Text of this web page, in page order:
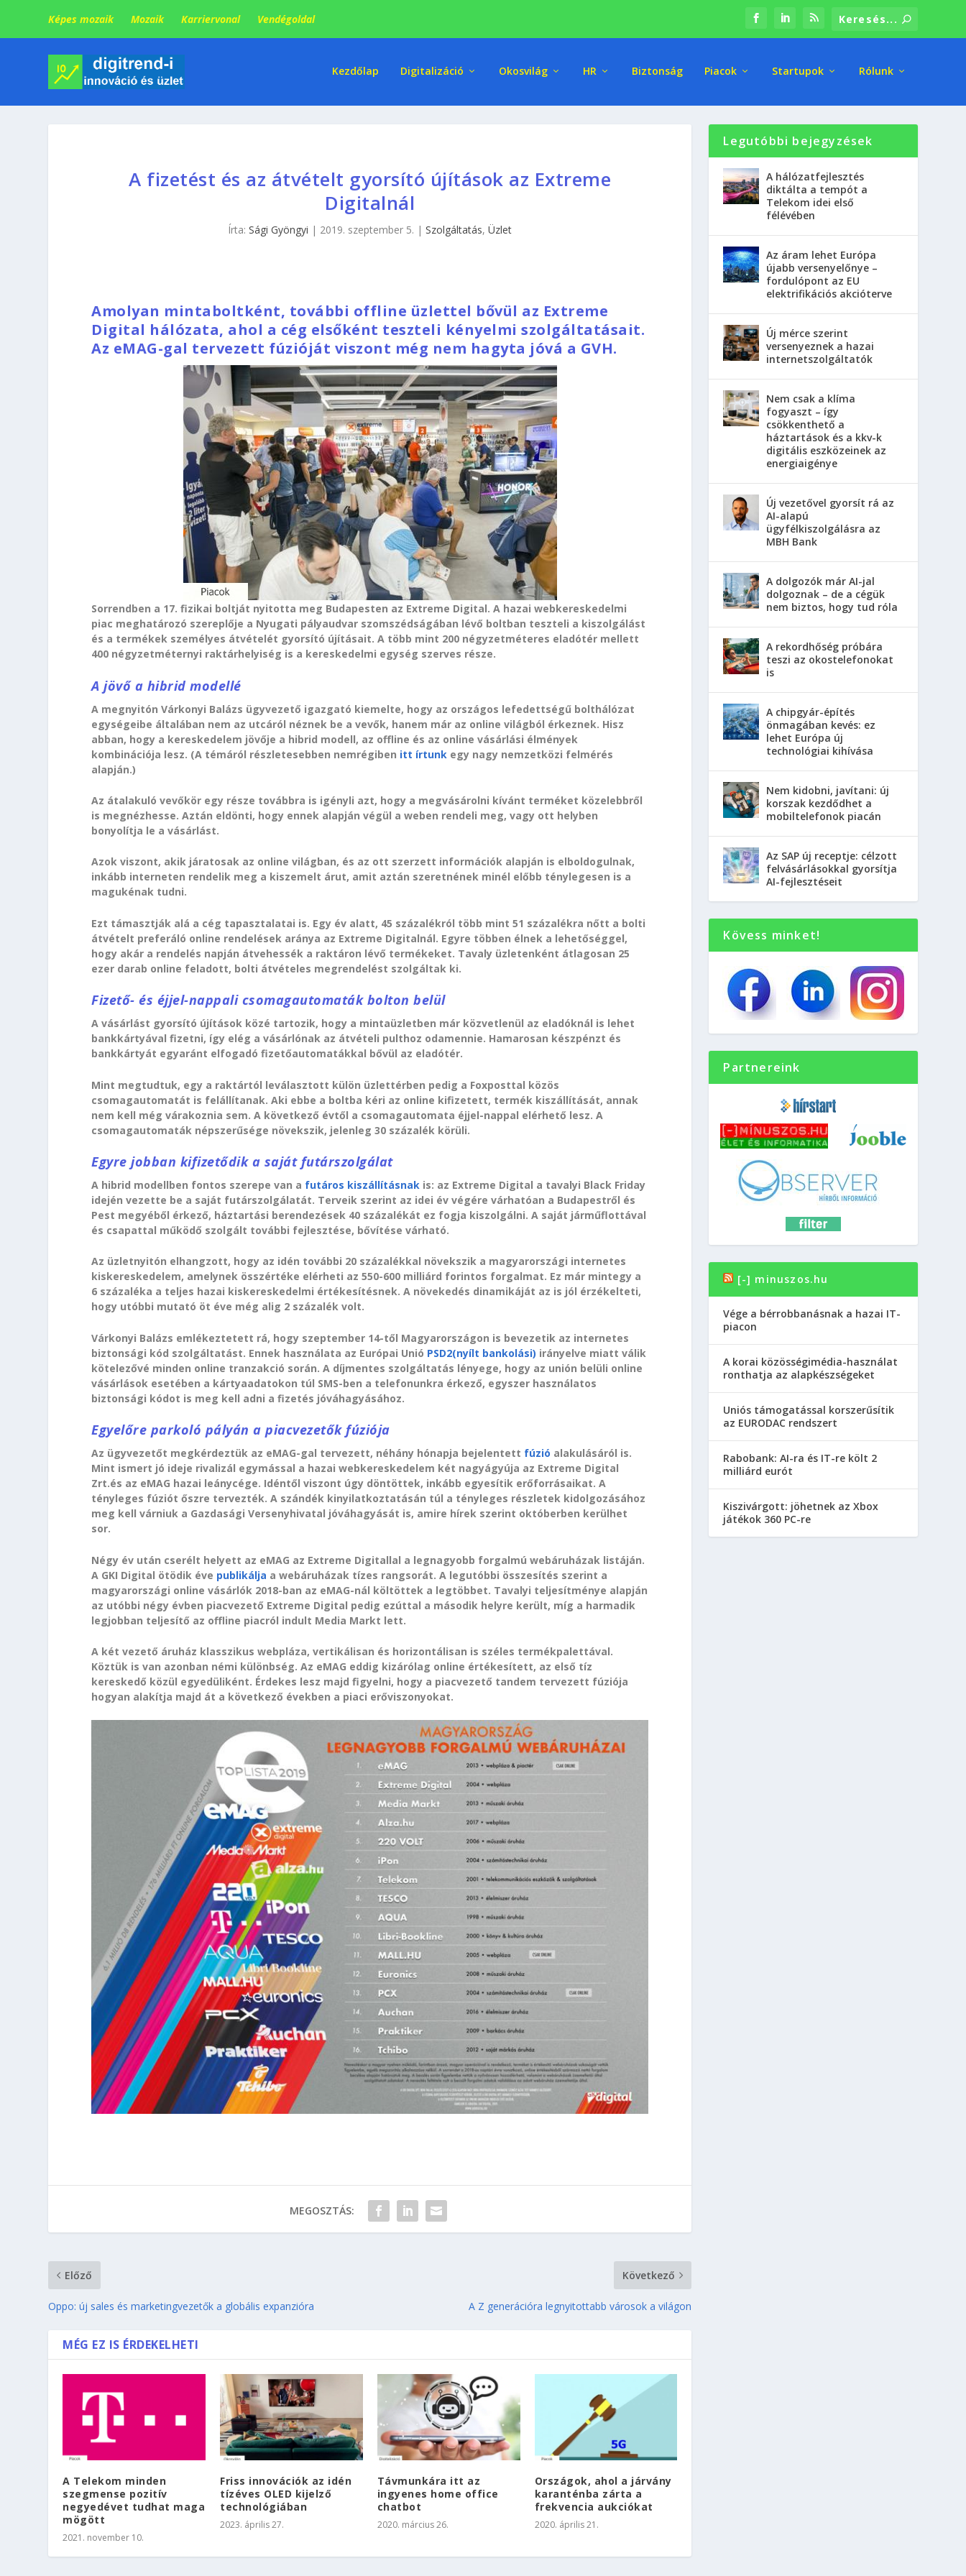
Képes mozaik Mozaik Karriervonal Vendégoldal
Kezdőlap Digitalizáció Okosvilág HR Biztonság Piacok Startupok Rólunk
A fizetést és az átvételt gyorsító újítások az Extreme
Digitalnál
Írta:Sági Gyöngyi | 2019. szeptember 5. |Szolgáltatás,Üzlet
Amolyan mintaboltként, további offline üzlettel bővül az Extreme
Digital hálózata, ahol a cég elsőként teszteli kényelmi szolgáltatásait.
Az eMAG-gal tervezett fúzióját viszont még nem hagyta jóvá a GVH.
Sorrendben a 17. fizikai boltját nyitotta meg Budapesten az Extreme Digital. A hazai webkereskedelmi
piac meghatározó szereplője a Nyugati pályaudvar szomszédságában lévő boltban teszteli a kiszolgálást
és a termékek személyes átvételét gyorsító újításait. A több mint 200 négyzetméteres eladótér mellett
400 négyzetméternyi raktárhelyiség is a kereskedelmi egység szerves része.
A jövő a hibrid modellé
A megnyitón Várkonyi Balázs ügyvezető igazgató kiemelte, hogy az országos lefedettségű bolthálózat
egységeibe általában nem az utcáról néznek be a vevők, hanem már az online világból érkeznek. Hisz
abban, hogy a kereskedelem jövője a hibrid modell, az offline és az online vásárlási élmények
kombinációja lesz. (A témáról részletesebben nemrégiben itt írtunk egy nagy nemzetközi felmérés
alapján.)
Az átalakuló vevőkör egy része továbbra is igényli azt, hogy a megvásárolni kívánt terméket közelebbről
is megnézhesse. Aztán eldönti, hogy ennek alapján végül a weben rendeli meg, vagy ott helyben
bonyolítja le a vásárlást.
Azok viszont, akik járatosak az online világban, és az ott szerzett információk alapján is elboldogulnak,
inkább interneten rendelik meg a kiszemelt árut, amit aztán szeretnének minél előbb ténylegesen is a
magukénak tudni.
Ezt támasztják alá a cég tapasztalatai is. Egy év alatt, 45 százalékról több mint 51 százalékra nőtt a bolti
átvételt preferáló online rendelések aránya az Extreme Digitalnál. Egyre többen élnek a lehetőséggel,
hogy akár a rendelés napján átvehessék a raktáron lévő termékeket. Tavaly üzletenként átlagosan 25
ezer darab online feladott, bolti átvételes megrendelést szolgáltak ki.
Fizető- és éjjel-nappali csomagautomaták bolton belül
A vásárlást gyorsító újítások közé tartozik, hogy a mintaüzletben már közvetlenül az eladóknál is lehet
bankkártyával fizetni, így elég a vásárlónak az átvételi pulthoz odamennie. Hamarosan készpénzt és
bankkártyát egyaránt elfogadó fizetőautomatákkal bővül az eladótér.
Mint megtudtuk, egy a raktártól leválasztott külön üzlettérben pedig a Foxposttal közös
csomagautomatát is felállítanak. Aki ebbe a boltba kéri az online kifizetett, termék kiszállítását, annak
nem kell még várakoznia sem. A következő évtől a csomagautomata éjjel-nappal elérhető lesz. A
csomagautomaták népszerűsége növekszik, jelenleg 30 százalék körüli.
Egyre jobban kifizetődik a saját futárszolgálat
A hibrid modellben fontos szerepe van a futáros kiszállításnak is: az Extreme Digital a tavalyi Black Friday
idején vezette be a saját futárszolgálatát. Terveik szerint az idei év végére várhatóan a Budapestről és
Pest megyéből érkező, háztartási berendezések 40 százalékát ez fogja kiszolgálni. A saját járműflottával
és csapattal működő szolgált további fejlesztése, bővítése várható.
Az üzletnyitón elhangzott, hogy az idén további 20 százalékkal növekszik a magyarországi internetes
kiskereskedelem, amelynek összértéke elérheti az 550-600 milliárd forintos forgalmat. Ez már mintegy a
6 százaléka a teljes hazai kiskereskedelmi értékesítésnek. A növekedés dinamikáját az is jól érzékelteti,
hogy utóbbi mutató öt éve még alig 2 százalék volt.
Várkonyi Balázs emlékeztetett rá, hogy szeptember 14-től Magyarországon is bevezetik az internetes
biztonsági kód szolgáltatást. Ennek használata az Európai Unió PSD2(nyílt bankolási) irányelve miatt válik
kötelezővé minden online tranzakció során. A díjmentes szolgáltatás lényege, hogy az unión belüli online
vásárlások esetében a kártyaadatokon túl SMS-ben a telefonunkra érkező, egyszer használatos
biztonsági kódot is meg kell adni a fizetés jóváhagyásához.
Egyelőre parkoló pályán a piacvezetők fúziója
Az ügyvezetőt megkérdeztük az eMAG-gal tervezett, néhány hónapja bejelentett fúzió alakulásáról is.
Mint ismert jó ideje rivalizál egymással a hazai webkereskedelem két nagyágyúja az Extreme Digital
Zrt.és az eMAG hazai leánycége. Idéntől viszont úgy döntöttek, inkább egyesítik erőforrásaikat. A
tényleges fúziót őszre tervezték. A szándék kinyilatkoztatásán túl a tényleges részletek kidolgozásához
meg kell várniuk a Gazdasági Versenyhivatal jóváhagyását is, amire hírek szerint októberben kerülhet
sor.
Négy év után cserélt helyett az eMAG az Extreme Digitallal a legnagyobb forgalmú webáruházak listáján.
A GKI Digital ötödik éve publikálja a webáruházak tízes rangsorát. A legutóbbi összesítés szerint a
magyarországi online vásárlók 2018-ban az eMAG-nál költöttek a legtöbbet. Tavalyi teljesítménye alapján
az utóbbi négy évben piacvezető Extreme Digital pedig ezúttal a második helyre került, míg a harmadik
legjobban teljesítő az offline piacról indult Media Markt lett.
A két vezető áruház klasszikus webpláza, vertikálisan és horizontálisan is széles termékpalettával.
Köztük is van azonban némi különbség. Az eMAG eddig kizárólag online értékesített, az első tíz
kereskedő közül egyedüliként. Érdekes lesz majd figyelni, hogy a piacvezető tandem tervezett fúziója
hogyan alakítja majd át a következő években a piaci erőviszonyokat.
MEGOSZTÁS:
Előző
Oppo: új sales és marketingvezetők a globális expanzióra
Következő
A Z generációra legnyitottabb városok a világon
MÉG EZ IS ÉRDEKELHETI
A Telekom minden
szegmense pozitív
negyedévet tudhat maga
mögött
2021. november 10.
Friss innovációk az idén
tízéves OLED kijelző
technológiában
2023. április 27.
Távmunkára itt az
ingyenes home office
chatbot
2020. március 26.
Országok, ahol a járvány
karanténba zárta a
frekvencia aukciókat
2020. április 21.
Legutóbbi bejegyzések
A hálózatfejlesztés
diktálta a tempót a
Telekom idei első
félévében
Az áram lehet Európa
újabb versenyelőnye –
fordulópont az EU
elektrifikációs akcióterve
Új mérce szerint
versenyeznek a hazai
internetszolgáltatók
Nem csak a klíma
fogyaszt – így
csökkenthető a
háztartások és a kkv-k
digitális eszközeinek az
energiaigénye
Új vezetővel gyorsít rá az
AI-alapú
ügyfélkiszolgálásra az
MBH Bank
A dolgozók már AI-jal
dolgoznak – de a cégük
nem biztos, hogy tud róla
A rekordhőség próbára
teszi az okostelefonokat
is
A chipgyár-építés
önmagában kevés: ez
lehet Európa új
technológiai kihívása
Nem kidobni, javítani: új
korszak kezdődhet a
mobiltelefonok piacán
Az SAP új receptje: célzott
felvásárlásokkal gyorsítja
AI-fejlesztéseit
Kövess minket!
Partnereink
[-] minuszos.hu
Vége a bérrobbanásnak a hazai IT-
piacon
A korai közösségimédia-használat
ronthatja az alapkészségeket
Uniós támogatással korszerűsítik
az EURODAC rendszert
Rabobank: AI-ra és IT-re költ 2
milliárd eurót
Kiszivárgott: jöhetnek az Xbox
játékok 360 PC-re